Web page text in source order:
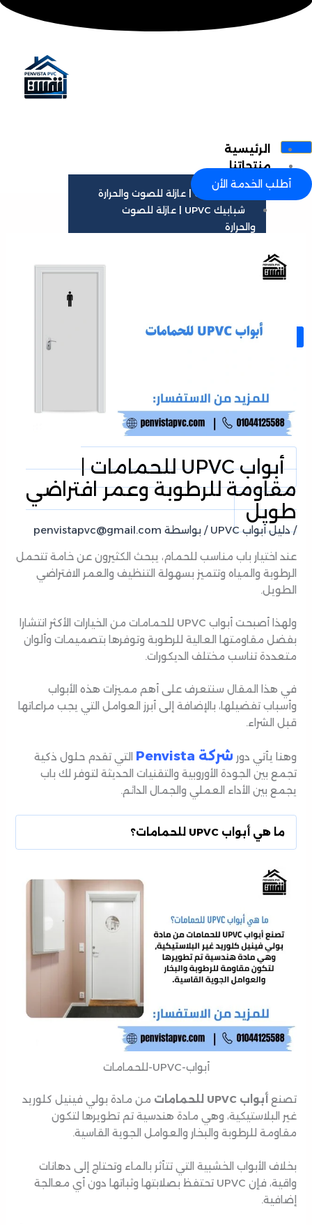
تخطي
الرئيسية
منتجاتنا
شبابيك UPVC | عازلة للصوت
والحرارة
المدونة
تواصل معنا
أطلب الخدمة الأن
أبواب UPVC للحمامات |
مقاومة للرطوبة وعمر افتراضي
طويل
/دليل أبواب UPVC / بواسطة penvistapvc@gmail.com
عند اختيار باب مناسب للحمام، يبحث الكثيرون عن خامة تتحمل
الرطوبة والمياه وتتميز بسهولة التنظيف والعمر الافتراضي
الطويل.
ولهذا أصبحت أبواب UPVC للحمامات من الخيارات الأكثر انتشارا
بفضل مقاومتها العالية للرطوبة وتوفرها بتصميمات وألوان
متعددة تناسب مختلف الديكورات.
في هذا المقال سنتعرف على أهم مميزات هذه الأبواب
وأسباب تفضيلها، بالإضافة إلى أبرز العوامل التي يجب مراعاتها
قبل الشراء.
وهنا يأتي دور شركة Penvista
التي تقدم حلول ذكية
تجمع بين الجودة الأوروبية والتقنيات الحديثة لتوفر لك باب
يجمع بين الأداء العملي والجمال الدائم.
ما هي أبواب UPVC للحمامات؟
أبواب-UPVC-للحمامات
تصنع أبواب UPVC للحمامات
من مادة بولي فينيل كلوريد
غير البلاستيكية، وهي مادة هندسية تم تطويرها لتكون
مقاومة للرطوبة والبخار والعوامل الجوية القاسية.
بخلاف الأبواب الخشبية التي تتأثر بالماء وتحتاج إلى دهانات
واقية، فإن UPVC تحتفظ بصلابتها وثباتها دون أي معالجة
إضافية.